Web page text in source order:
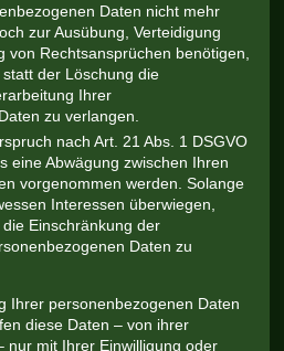
Daten nicht mehr
zur Ausübung, Verteidigung
von Rechtsansprüchen benötigen,
der Löschung die
Ihrer
zu verlangen.
nach Art. 21 Abs. 1 DSGVO
eine Abwägung zwischen Ihren
vorgenommen werden. Solange
Interessen überwiegen,
Einschränkung der
Daten zu
Ihrer personenbezogenen Daten
diese Daten – von ihrer
nur mit Ihrer Einwilligung oder